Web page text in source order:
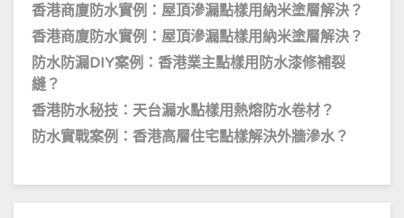
香港商廈防水實例：屋頂滲漏點樣用納米塗層解決？
香港商廈防水實例：屋頂滲漏點樣用納米塗層解決？
防水防漏DIY案例：香港業主點樣用防水漆修補裂
縫？
香港防水秘技：天台漏水點樣用熱熔防水卷材？
防水實戰案例：香港高層住宅點樣解決外牆滲水？